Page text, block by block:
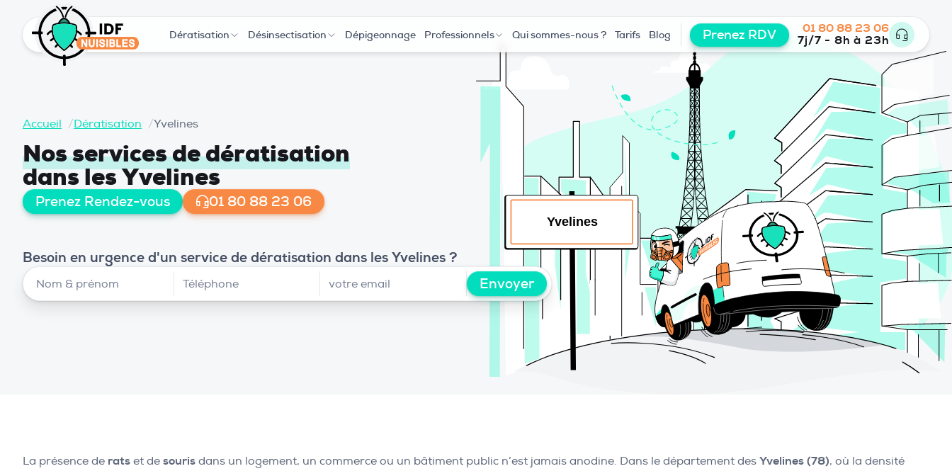
Dératisation Désinsectisation Dépigeonnage Professionnels Qui sommes-nous ? Tarifs Blog Prenez RDV
01 80 88 23 06
7j/7 - 8h à 23h
Accueil /Dératisation /Yvelines
Nos services de dératisation
dans les Yvelines
Prenez Rendez-vous 01 80 88 23 06
Besoin en urgence d'un service de dératisation dans les Yvelines ?
Envoyer
La présence de rats et de souris dans un logement, un commerce ou un bâtiment public n’est jamais anodine. Dans le département des Yvelines (78), où la densité